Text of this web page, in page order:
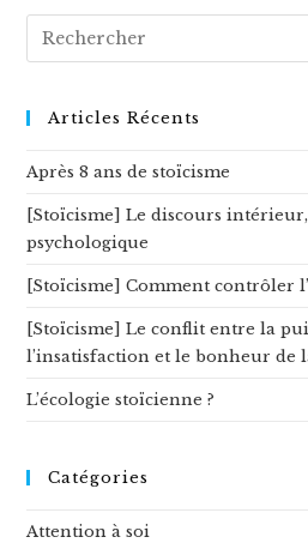
Rechercher
sur
siteArticles Récents
Après 8 ans de stoïcisme
[Stoïcisme] Le discours
psychologique
[Stoïcisme] Comment contrôler
[Stoïcisme] Le conflit entre la
l’insatisfaction et le bonheur de
L’écologie stoïcienne ?
Catégories
Attention à soi